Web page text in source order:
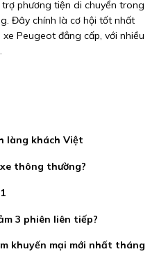
phương tiện di chuyển trong
Đây chính là cơ hội tốt nhất
Peugeot đẳng cấp, với nhiều
làng khách Việt
thông thường?
3 phiên liên tiếp?
khuyến mại mới nhất tháng